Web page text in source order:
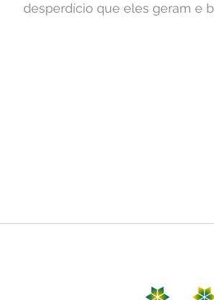
desperdício que eles geram e